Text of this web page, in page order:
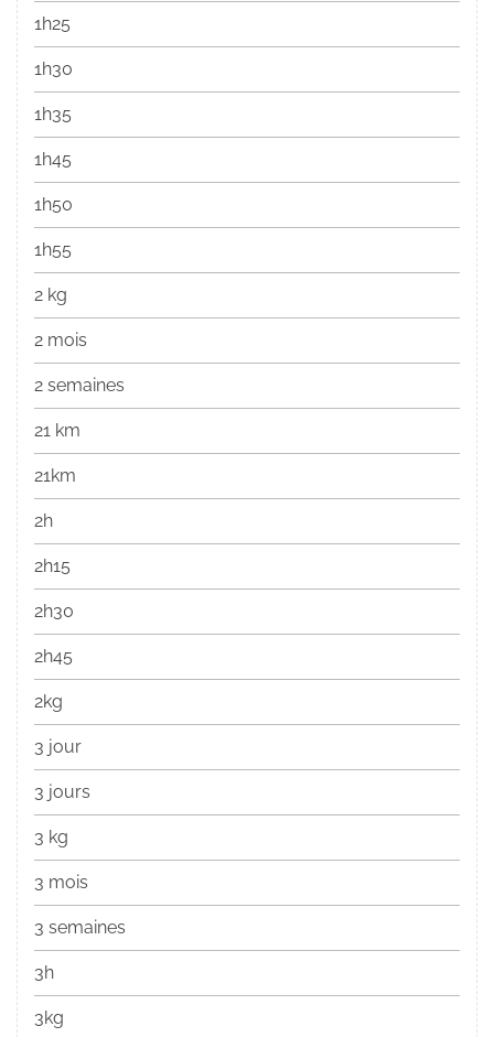
1h25
1h30
1h35
1h45
1h50
1h55
2 kg
2 mois
2 semaines
21 km
21km
2h
2h15
2h30
2h45
2kg
3 jour
3 jours
3 kg
3 mois
3 semaines
3h
3kg